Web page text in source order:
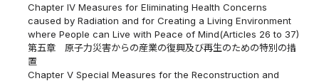
Chapter IV Measures for Eliminating Health Concerns
caused by Radiation and for Creating a Living Environment
where People can Live with Peace of Mind(Articles 26 to 37)
第五章 原子力災害からの産業の復興及び再生のための特別の措
置
Chapter V Special Measures for the Reconstruction and